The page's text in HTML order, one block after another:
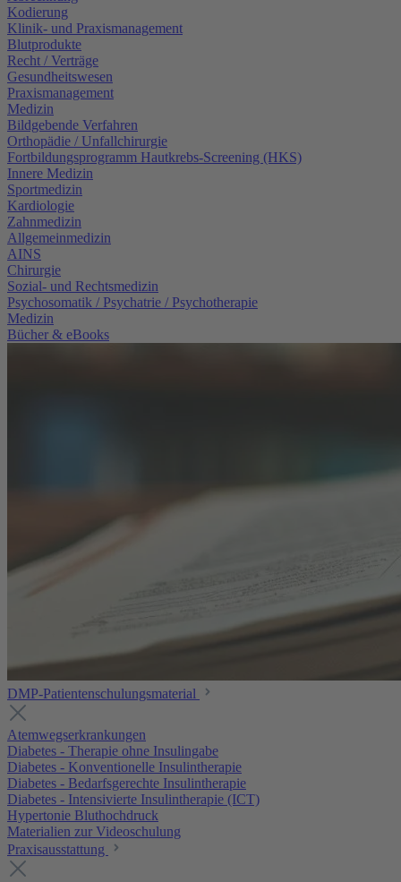
Kodierung
Klinik- und Praxismanagement
Blutprodukte
Recht / Verträge
Gesundheitswesen
Praxismanagement
Medizin
Bildgebende Verfahren
Orthopädie / Unfallchirurgie
Fortbildungsprogramm Hautkrebs-Screening (HKS)
Innere Medizin
Sportmedizin
Kardiologie
Zahnmedizin
Allgemeinmedizin
AINS
Chirurgie
Sozial- und Rechtsmedizin
Psychosomatik / Psychatrie / Psychotherapie
Medizin
Bücher & eBooks
DMP-Patientenschulungsmaterial
Atemwegserkrankungen
Diabetes - Therapie ohne Insulingabe
Diabetes - Konventionelle Insulintherapie
Diabetes - Bedarfsgerechte Insulintherapie
Diabetes - Intensivierte Insulintherapie (ICT)
Hypertonie Bluthochdruck
Materialien zur Videoschulung
Praxisausstattung